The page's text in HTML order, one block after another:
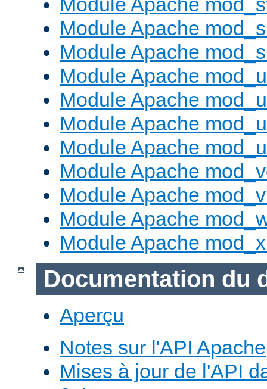
Module Apache
Module Apache
Module Apache
Module Apache
Module Apache
Module Apache
Module Apache
Module Apache
Module Apache
Module Apache
Documentation du
Aperçu
Notes sur l'API Apache
Mises à jour de l'API